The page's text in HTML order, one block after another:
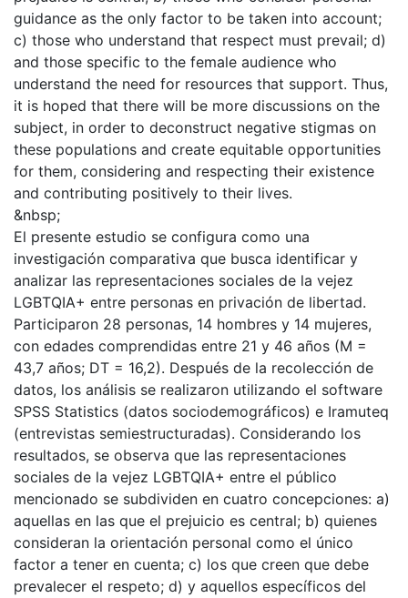
guidance as the only factor to be taken into account;
c) those who understand that respect must prevail; d)
and those specific to the female audience who
understand the need for resources that support. Thus,
it is hoped that there will be more discussions on the
subject, in order to deconstruct negative stigmas on
these populations and create equitable opportunities
for them, considering and respecting their existence
and contributing positively to their lives.
&nbsp;
El presente estudio se configura como una
investigación comparativa que busca identificar y
analizar las representaciones sociales de la vejez
LGBTQIA+ entre personas en privación de libertad.
Participaron 28 personas, 14 hombres y 14 mujeres,
con edades comprendidas entre 21 y 46 años (M =
43,7 años; DT = 16,2). Después de la recolección de
datos, los análisis se realizaron utilizando el software
SPSS Statistics (datos sociodemográficos) e Iramuteq
(entrevistas semiestructuradas). Considerando los
resultados, se observa que las representaciones
sociales de la vejez LGBTQIA+ entre el público
mencionado se subdividen en cuatro concepciones: a)
aquellas en las que el prejuicio es central; b) quienes
consideran la orientación personal como el único
factor a tener en cuenta; c) los que creen que debe
prevalecer el respeto; d) y aquellos específicos del